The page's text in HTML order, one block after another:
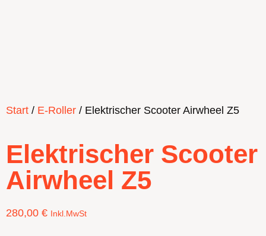
Start / E-Roller / Elektrischer Scooter Airwheel Z5
Elektrischer Scooter
Airwheel Z5
280,00 € Inkl.MwSt